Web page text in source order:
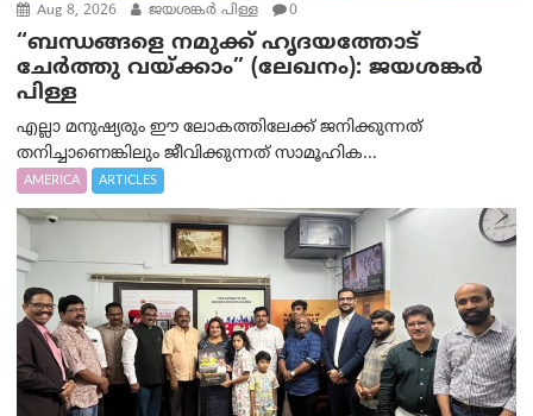
Aug 8, 2026 ജയശങ്കര്‍ പിള്ള 0
“ബന്ധങ്ങളെ നമുക്ക് ഹൃദയത്തോട്
ചേർത്തു വയ്ക്കാം” (ലേഖനം): ജയശങ്കര്‍
പിള്ള
എല്ലാ മനുഷ്യരും ഈ ലോകത്തിലേക്ക് ജനിക്കുന്നത്
തനിച്ചാണെങ്കിലും ജീവിക്കുന്നത് സാമൂഹിക...
AMERICA ARTICLES